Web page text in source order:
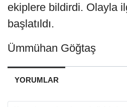
ekiplere bildirdi. Olayla
başlatıldı.
Ümmühan Göğtaş
YORUMLAR